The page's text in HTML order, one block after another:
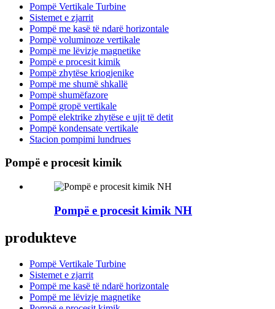
Pompë Vertikale Turbine
Sistemet e zjarrit
Pompë me kasë të ndarë horizontale
Pompë voluminoze vertikale
Pompë me lëvizje magnetike
Pompë e procesit kimik
Pompë zhytëse kriogjenike
Pompë me shumë shkallë
Pompë shumëfazore
Pompë gropë vertikale
Pompë elektrike zhytëse e ujit të detit
Pompë kondensate vertikale
Stacion pompimi lundrues
Pompë e procesit kimik
Pompë e procesit kimik NH
produkteve
Pompë Vertikale Turbine
Sistemet e zjarrit
Pompë me kasë të ndarë horizontale
Pompë me lëvizje magnetike